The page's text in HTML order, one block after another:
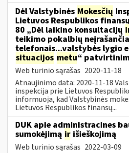
Dėl Valstybinės Mokesčių
Lietuvos Respublikos
80 „Dėl laikino konsultacijų
teikimo pokalbių
telefonais...valstybės lygio
situacijos metu“
Web turinio sąrašas 2020-11-18
Atnaujinimo data: 2020-11-18
inspekcija prie Lietuvos
informuoja, kad Valstybinės
Lietuvos Respublikos finansų...
DUK apie administracines
sumokėjimą ir išieškojimą
Web turinio sąrašas 2022-03-09